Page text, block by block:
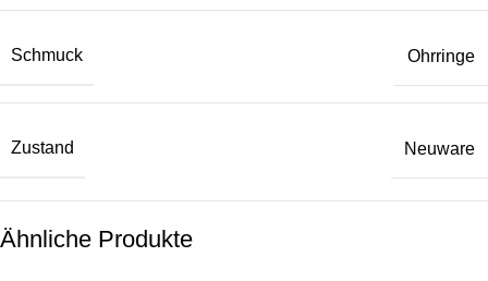
Schmuck Ohrringe
Zustand Neuware
Ähnliche Produkte